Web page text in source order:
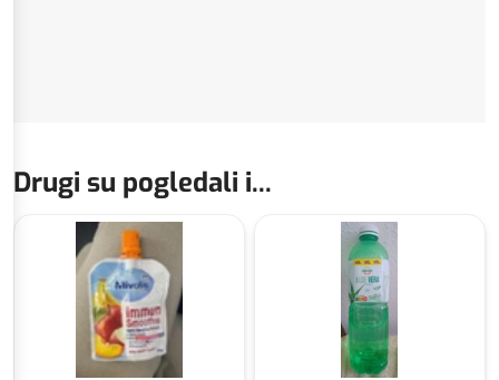
Drugi su pogledali i...